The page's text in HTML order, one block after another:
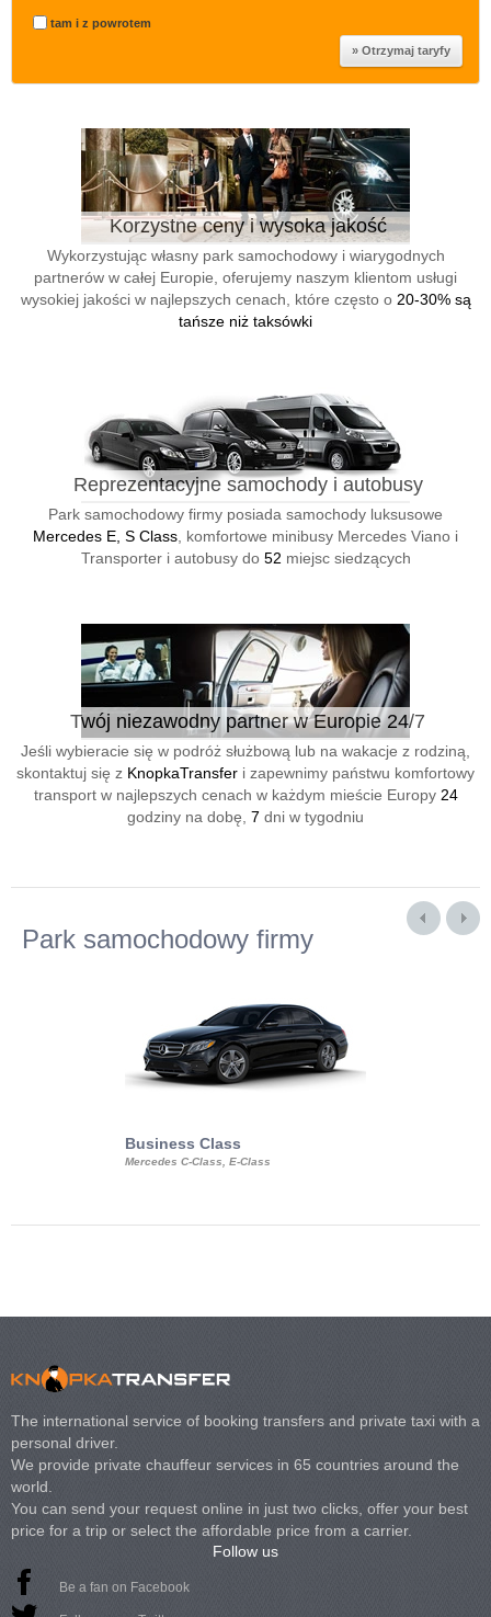
tam i z powrotem
Korzystne ceny i wysoka jakość
Wykorzystując własny park samochodowy i wiarygodnych
partnerów w całej Europie, oferujemy naszym klientom usługi
wysokiej jakości w najlepszych cenach, które często o 20-30% są
tańsze niż taksówki
Reprezentacyjne samochody i autobusy
Park samochodowy firmy posiada samochody luksusowe
Mercedes E, S Class , komfortowe minibusy Mercedes Viano i
Transporter i autobusy do 52 miejsc siedzących
Twój niezawodny partner w Europie 24/7
Jeśli wybieracie się w podróż służbową lub na wakacje z rodziną,
skontaktuj się z KnopkaTransfer i zapewnimy państwu komfortowy
transport w najlepszych cenach w każdym mieście Europy 24
godziny na dobę, 7 dni w tygodniu
Park samochodowy firmy
Business Class
Mercedes C-Class, E-Class
The international service of booking transfers and private taxi with a
personal driver.
We provide private chauffeur services in 65 countries around the
world.
You can send your request online in just two clicks, offer your best
price for a trip or select the affordable price from a carrier.
Follow us
Be a fan on Facebook